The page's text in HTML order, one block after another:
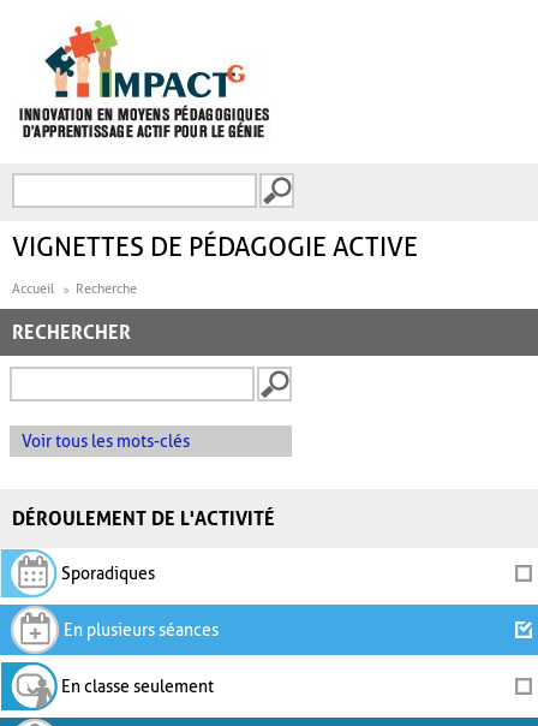
FORMULAIRE DE
VIGNETTES DE PÉDAGOGIE ACTIVE
Accueil Recherche
RECHERCHER
Voir tous les mots-clés
DÉROULEMENT DE L'ACTIVITÉ
Sporadiques
En plusieurs séances
En classe seulement